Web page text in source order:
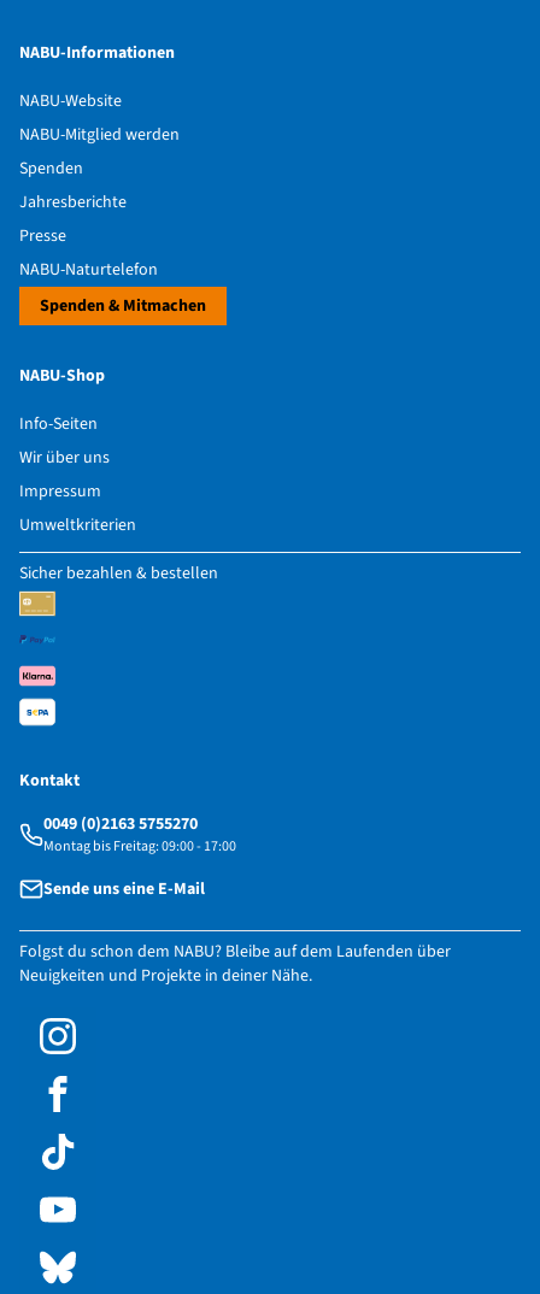
NABU-Informationen
NABU-Website
NABU-Mitglied werden
Spenden
Jahresberichte
Presse
NABU-Naturtelefon
Spenden & Mitmachen
NABU-Shop
Info-Seiten
Wir über uns
Impressum
Umweltkriterien
Sicher bezahlen & bestellen
Kontakt
0049 (0)2163 5755270
Montag bis Freitag: 09:00 - 17:00
Sende uns eine E-Mail
Folgst du schon dem NABU? Bleibe auf dem Laufenden über
Neuigkeiten und Projekte in deiner Nähe.